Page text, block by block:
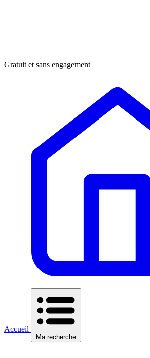
Gratuit et sans engagement
Accueil
Ma recherche